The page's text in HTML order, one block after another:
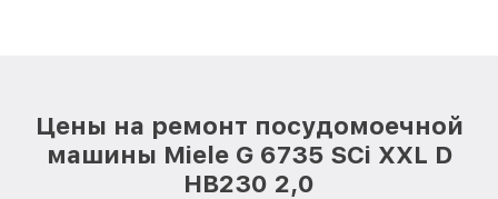
Цены на ремонт посудомоечной
машины Miele G 6735 SCi XXL D
HB230 2,0